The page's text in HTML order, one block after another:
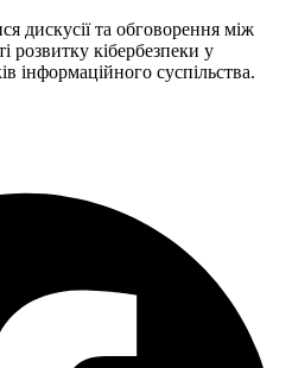
дискусії та обговорення між
розвитку кібербезпеки у
інформаційного суспільства.